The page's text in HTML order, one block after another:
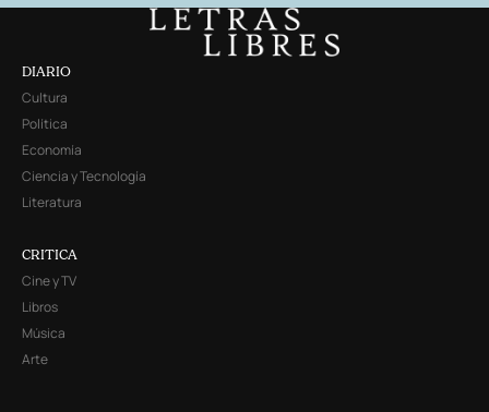
DIARIO
Cultura
Política
Economía
Ciencia y Tecnología
Literatura
CRITICA
Cine y TV
Libros
Música
Arte